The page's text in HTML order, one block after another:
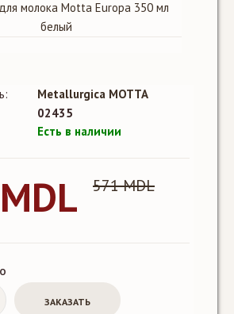
Metallurgica MOTTA
02435
Есть в наличии
571 MDL